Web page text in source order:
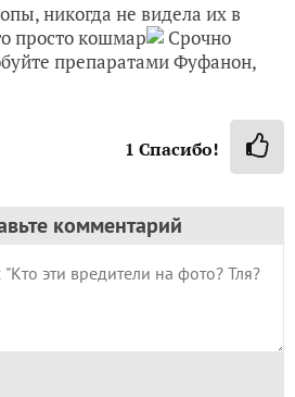
никогда не видела их в
просто кошмар
Срочно
препаратами Фуфанон,
1 Спасибо!
комментарий